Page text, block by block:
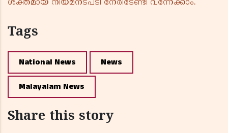
ശക്തമായ നിയമനടപടി നേരിടേണ്ടി വന്നേക്കാം.
Tags
National News News
Malayalam News
Share this story